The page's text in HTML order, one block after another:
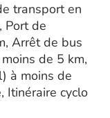
transport en
Port de
Arrêt de bus
de 5 km,
à moins de
Itinéraire cyclo